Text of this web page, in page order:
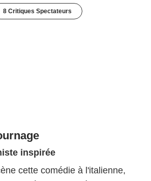
8 Critiques Spectateurs
inspirée
cette comédie à l'italienne,